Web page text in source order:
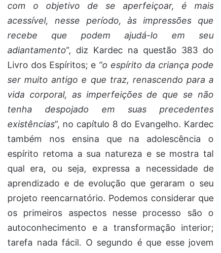
com o objetivo de se aperfeiçoar, é mais
acessível, nesse período, às impressões que
recebe que podem ajudá-lo em seu
adiantamento”, diz Kardec na questão 383 do
Livro dos Espíritos; e “o espírito da criança pode
ser muito antigo e que traz, renascendo para a
vida corporal, as imperfeições de que se não
tenha despojado em suas precedentes
existências”, no capítulo 8 do Evangelho. Kardec
também nos ensina que na adolescência o
espírito retoma a sua natureza e se mostra tal
qual era, ou seja, expressa a necessidade de
aprendizado e de evolução que geraram o seu
projeto reencarnatório. Podemos considerar que
os primeiros aspectos nesse processo são o
autoconhecimento e a transformação interior;
tarefa nada fácil. O segundo é que esse jovem